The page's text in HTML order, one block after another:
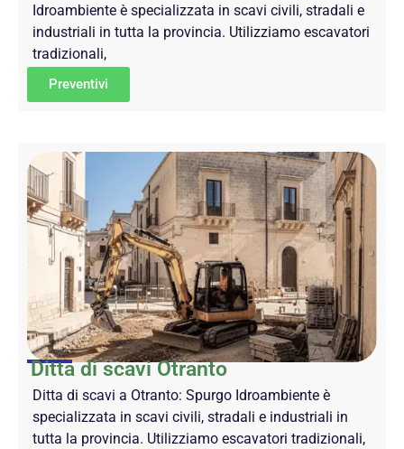
Idroambiente è specializzata in scavi civili, stradali e
industriali in tutta la provincia. Utilizziamo escavatori
tradizionali,
Preventivi
Ditta di scavi Otranto
Ditta di scavi a Otranto: Spurgo Idroambiente è
specializzata in scavi civili, stradali e industriali in
tutta la provincia. Utilizziamo escavatori tradizionali,